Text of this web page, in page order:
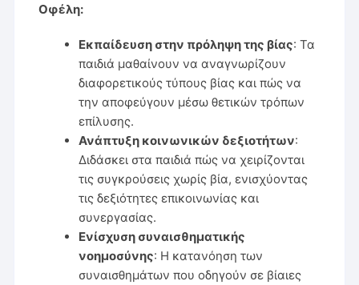
Οφέλη:
Εκπαίδευση στην πρόληψη της βίας: Τα
παιδιά μαθαίνουν να αναγνωρίζουν
διαφορετικούς τύπους βίας και πώς να
την αποφεύγουν μέσω θετικών τρόπων
επίλυσης.
Ανάπτυξη κοινωνικών δεξιοτήτων:
Διδάσκει στα παιδιά πώς να χειρίζονται
τις συγκρούσεις χωρίς βία, ενισχύοντας
τις δεξιότητες επικοινωνίας και
συνεργασίας.
Ενίσχυση συναισθηματικής
νοημοσύνης: Η κατανόηση των
συναισθημάτων που οδηγούν σε βίαιες